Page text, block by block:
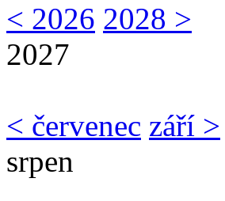
< 2026 2028 >
2027
< červenec září >
srpen